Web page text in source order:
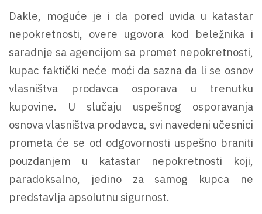
Dakle, moguće je i da pored uvida u katastar
nepokretnosti, overe ugovora kod beležnika i
saradnje sa agencijom sa promet nepokretnosti,
kupac faktički neće moći da sazna da li se osnov
vlasništva prodavca osporava u trenutku
kupovine. U slučaju uspešnog osporavanja
osnova vlasništva prodavca, svi navedeni učesnici
prometa će se od odgovornosti uspešno braniti
pouzdanjem u katastar nepokretnosti koji,
paradoksalno, jedino za samog kupca ne
predstavlja apsolutnu sigurnost.